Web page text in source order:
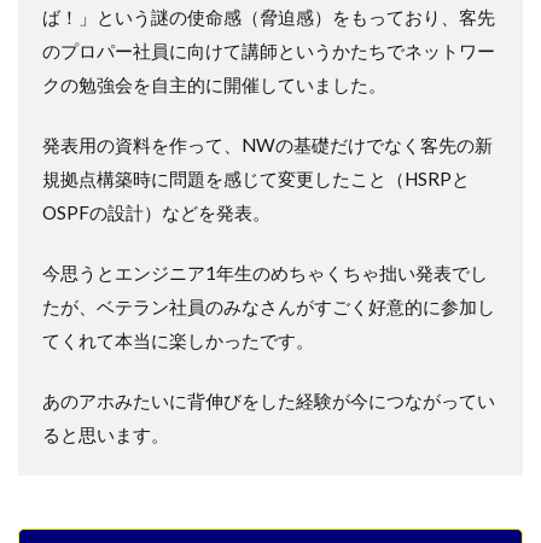
ば！」という謎の使命感（脅迫感）をもっており、客先
のプロパー社員に向けて講師というかたちでネットワー
クの勉強会を自主的に開催していました。
発表用の資料を作って、NWの基礎だけでなく客先の新
規拠点構築時に問題を感じて変更したこと（HSRPと
OSPFの設計）などを発表。
今思うとエンジニア1年生のめちゃくちゃ拙い発表でし
たが、ベテラン社員のみなさんがすごく好意的に参加し
てくれて本当に楽しかったです。
あのアホみたいに背伸びをした経験が今につながってい
ると思います。